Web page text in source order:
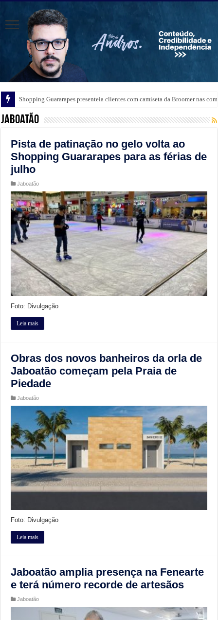
Festa de Santa Clara contará com a participação do Padre Rogério Silva
Shopping Guararapes presenteia clientes com camiseta da Broomer nas
Jaboatão
Pista de patinação no gelo volta ao
Shopping Guararapes para as férias de
julho
Jaboatão
Foto: Divulgação
Leia mais
Obras dos novos banheiros da orla de
Jaboatão começam pela Praia de
Piedade
Jaboatão
Foto: Divulgação
Leia mais
Jaboatão amplia presença na Fenearte
e terá número recorde de artesãos
Jaboatão